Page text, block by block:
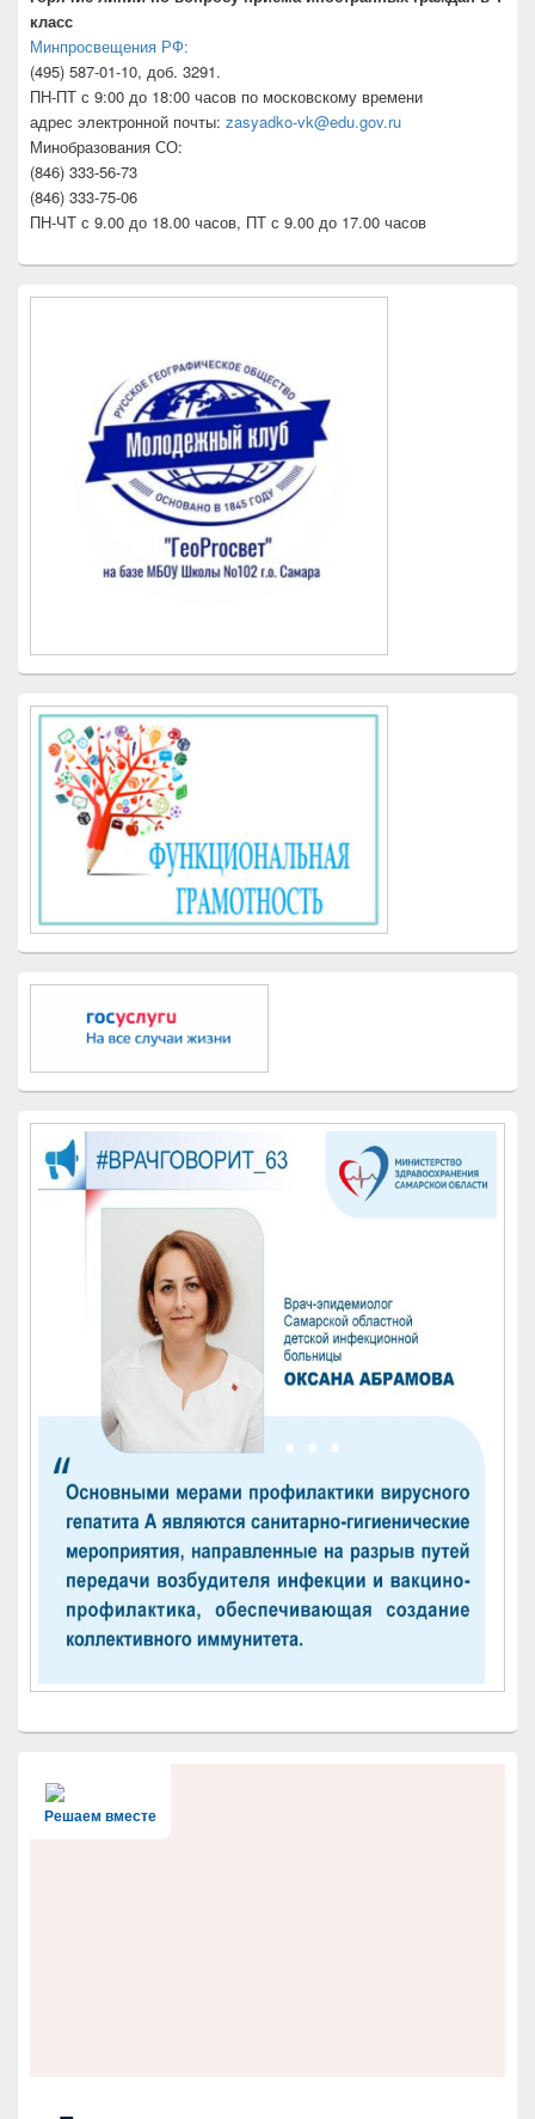
класс
Минпросвещения РФ:
(495) 587-01-10, доб. 3291.
ПН-ПТ с 9:00 до 18:00 часов по московскому времени
адрес электронной почты: zasyadko-vk@edu.gov.ru
Минобразования СО:
(846) 333-56-73
(846) 333-75-06
ПН-ЧТ с 9.00 до 18.00 часов, ПТ с 9.00 до 17.00 часов
Решаем вместе